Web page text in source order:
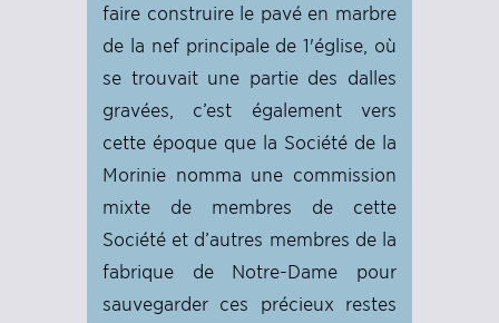
faire construire le pavé en marbre
de la nef principale de 1'église, où
se trouvait une partie des dalles
gravées, c’est également vers
cette époque que la Société de la
Morinie nomma une commission
mixte de membres de cette
Société et d’autres membres de la
fabrique de Notre-Dame pour
sauvegarder ces précieux restes